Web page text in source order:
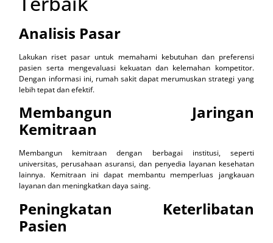
Analisis Pasar
Lakukan riset pasar untuk memahami kebutuhan dan preferensi
pasien serta mengevaluasi kekuatan dan kelemahan kompetitor.
Dengan informasi ini, rumah sakit dapat merumuskan strategi yang
lebih tepat dan efektif.
Membangun Jaringan
Kemitraan
Membangun kemitraan dengan berbagai institusi, seperti
universitas, perusahaan asuransi, dan penyedia layanan kesehatan
lainnya. Kemitraan ini dapat membantu memperluas jangkauan
layanan dan meningkatkan daya saing.
Peningkatan Keterlibatan
Pasien